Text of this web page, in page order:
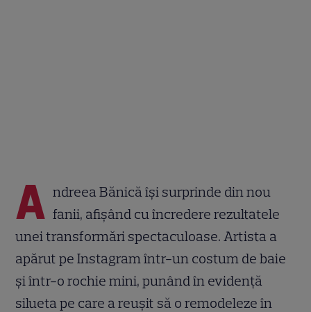
A ndreea Bănică își surprinde din nou
fanii, afișând cu încredere rezultatele
unei transformări spectaculoase. Artista a
apărut pe Instagram într-un costum de baie
și într-o rochie mini, punând în evidență
silueta pe care a reușit să o remodeleze în